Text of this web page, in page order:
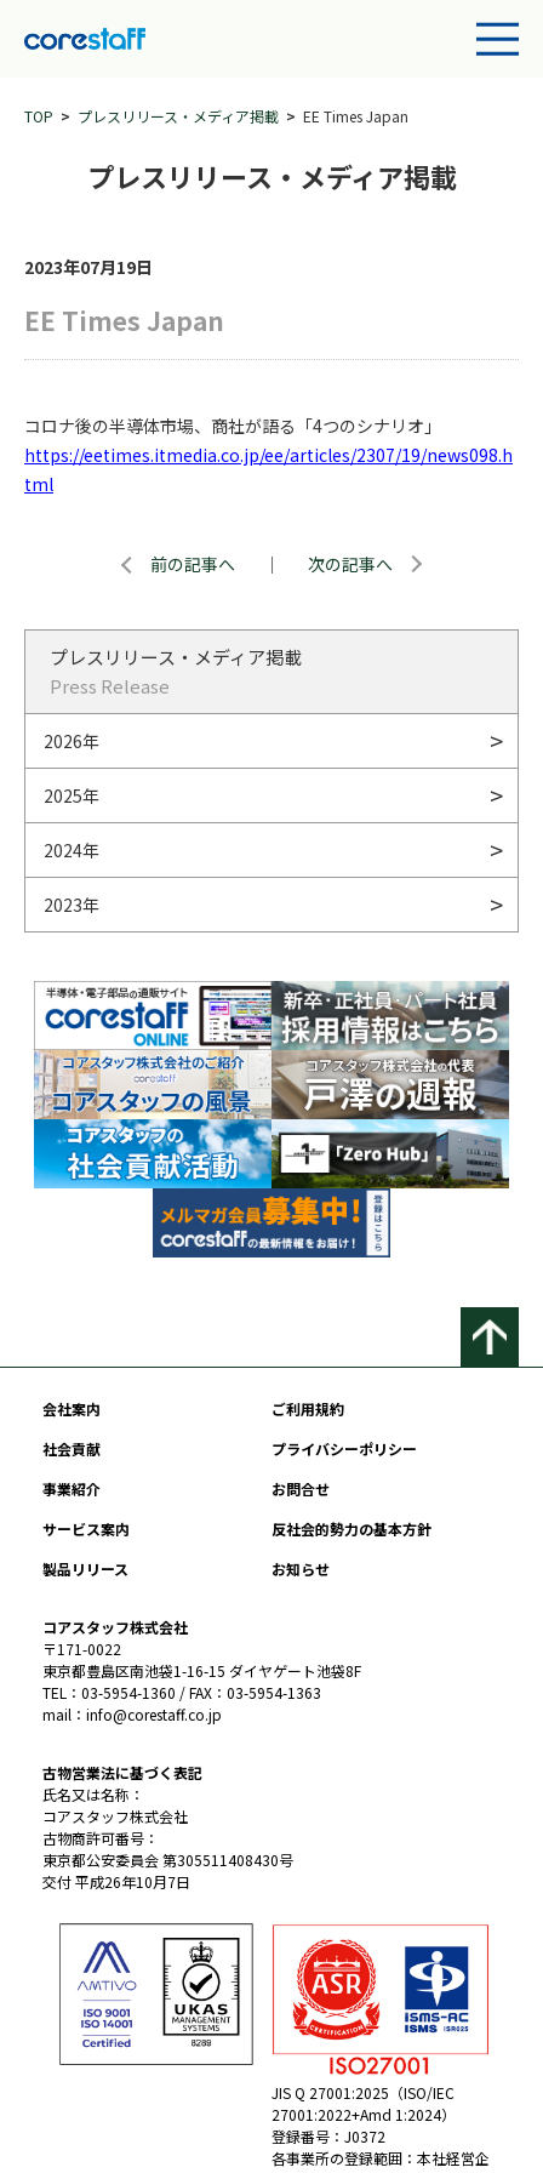
TOP プレスリリース・メディア掲載 EE Times Japan
プレスリリース・メディア掲載
2023年07月19日
EE Times Japan
コロナ後の半導体市場、商社が語る「4つのシナリオ」
https://eetimes.itmedia.co.jp/ee/articles/2307/19/news098.h
tml
前の記事へ ｜ 次の記事へ
プレスリリース・メディア掲載
Press Release
2026年
2025年
2024年
2023年
会社案内
ご利用規約
社会貢献
プライバシーポリシー
事業紹介
お問合せ
サービス案内
反社会的勢力の基本方針
製品リリース
お知らせ
コアスタッフ株式会社
〒171-0022
東京都豊島区南池袋1-16-15 ダイヤゲート池袋8F
TEL：03-5954-1360 / FAX：03-5954-1363
mail：info@corestaff.co.jp
古物営業法に基づく表記
氏名又は名称：
コアスタッフ株式会社
古物商許可番号：
東京都公安委員会 第305511408430号
交付 平成26年10月7日
JIS Q 27001:2025（ISO/IEC
27001:2022+Amd 1:2024）
登録番号：J0372
各事業所の登録範囲：本社経営企